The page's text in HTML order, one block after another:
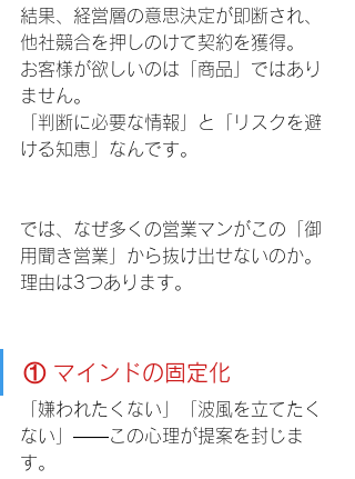
結果、経営層の意思決定が即断され、
他社競合を押しのけて契約を獲得。
お客様が欲しいのは「商品」ではあり
ません。
「判断に必要な情報」と「リスクを避
ける知恵」なんです。
では、なぜ多くの営業マンがこの「御
用聞き営業」から抜け出せないのか。
理由は3つあります。
① マインドの固定化
「嫌われたくない」「波風を立てたく
ない」――この心理が提案を封じま
す。